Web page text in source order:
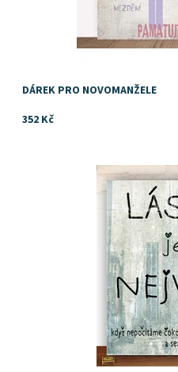
DÁREK PRO NOVOMANŽELE
352 Kč
Skladem